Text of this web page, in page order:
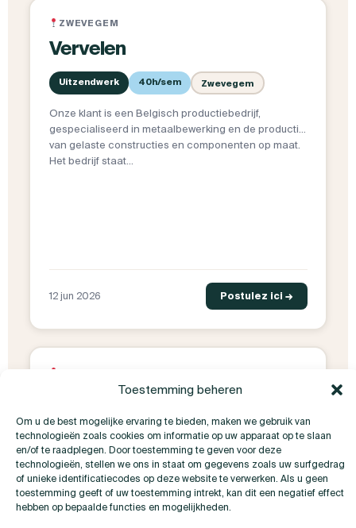
Toestemming beheren
Om u de best mogelijke ervaring te bieden, maken we gebruik van
technologieën zoals cookies om informatie op uw apparaat op te slaan
en/of te raadplegen. Door toestemming te geven voor deze
technologieën, stellen we ons in staat om gegevens zoals uw surfgedrag
of unieke identificatiecodes op deze website te verwerken. Als u geen
toestemming geeft of uw toestemming intrekt, kan dit een negatief effect
hebben op bepaalde functies en mogelijkheden.
ZWEVEGEM
Vervelen
Uitzendwerk 40h/sem Zwevegem
Onze klant is een Belgisch productiebedrijf,
gespecialiseerd in metaalbewerking en de productie
van gelaste constructies en componenten op maat.
Het bedrijf staat…
12 jun 2026 Postulez ici →
Operator
Uitzendwerk 40h/sem Wevelgem
Onze klant is een gevestigde Belgische industriële
speler, gekend voor zijn vakmanschap, kwaliteit en
innovatieve aanpak. Het bedrijf werkt aan duurzame
samenwerkingen…